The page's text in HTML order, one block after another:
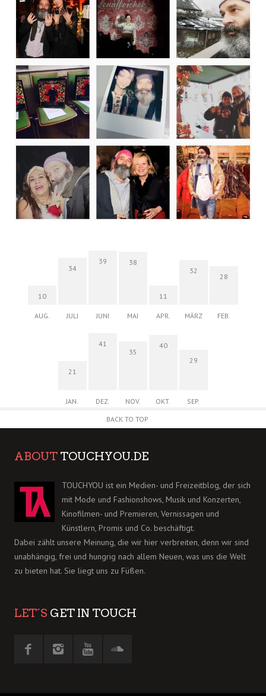
10
AUG.
34
JULI
39
JUNI
38
MAI
11
APR.
32
MÄRZ
28
FEB.
21
JAN.
41
DEZ.
35
NOV.
40
OKT.
29
SEP.
BACK TO TOP
ABOUT TOUCHYOU.DE
TOUCHYOU ist ein Medien- und Freizeitblog, der sich
mit Mode und Fashionshows, Musik und Konzerten,
Kinofilmen- und Premieren, Vernissagen und
Künstlern, Promis und Co. beschäftigt.
Dabei zählt unsere Meinung, die wir hier verbreiten, denn wir sind
unabhängig, frei und hungrig nach allem Neuen, was uns die Welt
zu bieten hat. Sie liegt uns zu Füßen.
LET´S GET IN TOUCH